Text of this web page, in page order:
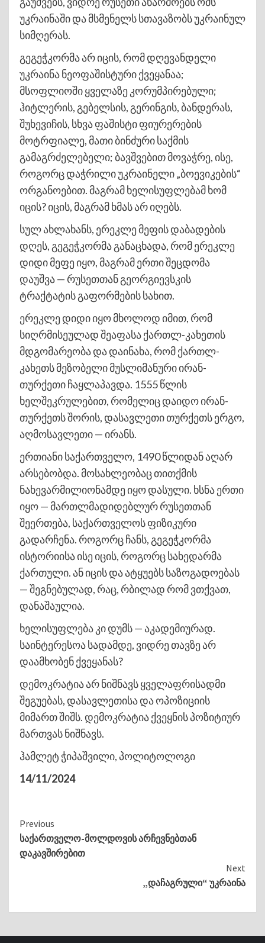
უკრაინაში და მსმენელს სთავაზობს უკრაინულ
სიმღერას.
გეგეჭკორმა არ იცის, რომ დღევანდელი
უკრაინა ნეოფაშისტური ქვეყანაა;
მსოფლიოში ყველაზე კორუმპირებული;
ჰიტლერის, გებელსის, გერინგის, ბანდერას,
შუხევიჩის, სხვა ფაშისტი ფიურერების
მოტრფიალე, მათი ბინძური საქმის
გამაგრძელებელი; ბავშვებით მოვაჭრე, ისე,
როგორც დაჭრილი უკრაინელი „ბოევიკების“
ორგანოებით. მაგრამ ხელისუფლებამ ხომ
იცის? იცის, მაგრამ ხმას არ იღებს.
სულ ახლახანს, ერეკლე მეფის დაბადების
დღეს, გეგეჭკორმა განაცხადა, რომ ერეკლე
დიდი მეფე იყო, მაგრამ ერთი შეცდომა
დაუშვა — რუსეთთან გეორგიევსკის
ტრაქტატის გაფორმების სახით.
ერეკლე დიდი იყო მხოლოდ იმით, რომ
სიღრმისეულად შეაფასა ქართლ-კახეთის
მდგომარეობა და დაინახა, რომ ქართლ-
კახეთს მეზობელი მუსლიმანური ირან-
თურქეთი ჩაყლაპავდა. 1555 წლის
ხელშეკრულებით, რომელიც დაიდო ირან-
თურქეთს შორის, დასავლეთი თურქეთს ერგო,
აღმოსავლეთი — ირანს.
ერთიანი საქართველო, 1490 წლიდან აღარ
არსებობდა. მოსახლეობაც თითქმის
ნახევარმილიონამდე იყო დასული. ხსნა ერთი
იყო — მართლმადიდებლურ რუსეთთან
შეერთება, საქართველოს ფიზიკური
გადარჩენა. როგორც ჩანს, გეგეჭკორმა
ისტორიისა ისე იცის, როგორც სახედარმა
ქართული. ან იცის და ატყუებს საზოგადოებას
— შეგნებულად, რაც, რბილად რომ ვთქვათ,
დანაშაულია.
ხელისუფლება კი დუმს — აკადემიურად.
საინტერესოა სადამდე, ვიდრე თავზე არ
დაამხობენ ქვეყანას?
დემოკრატია არ ნიშნავს ყველაფრისადმი
შეგუებას, დასავლეთისა და ოპოზიციის
მიმართ შიშს. დემოკრატია ქვეყნის პოზიტიურ
მართვას ნიშნავს.
ჰამლეტ ჭიპაშვილი, პოლიტოლოგი
14/11/2024
Continue
Reading
Previous
საქართველო-მოლდოვის არჩევნებთან
დაკავშირებით
Next
„დაჩაგრული“ უკრაინა